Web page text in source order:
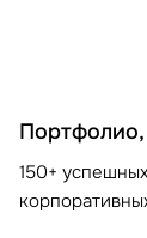
Портфолио,
150+